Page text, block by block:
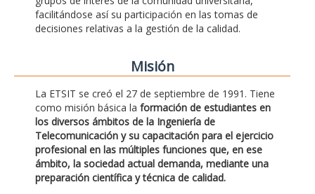
facilitándose así su participación en las tomas de
decisiones relativas a la gestión de la calidad.
Misión
La ETSIT se creó el 27 de septiembre de 1991. Tiene
como misión básica la formación de estudiantes en
los diversos ámbitos de la Ingeniería de
Telecomunicación y su capacitación para el ejercicio
profesional en las múltiples funciones que, en ese
ámbito, la sociedad actual demanda, mediante una
preparación científica y técnica de calidad.